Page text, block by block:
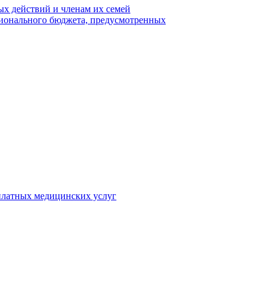
действий и членам их семей
бюджета, предусмотренных
медицинских услуг